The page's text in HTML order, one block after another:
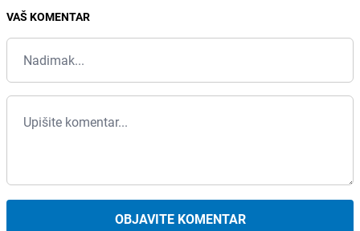
VAŠ KOMENTAR
OBJAVITE KOMENTAR